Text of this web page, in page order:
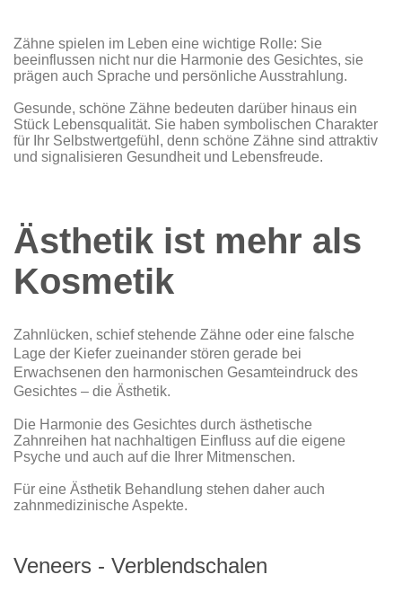
Zähne spielen im Leben eine wichtige Rolle: Sie
beeinflussen nicht nur die Harmonie des Gesichtes, sie
prägen auch Sprache und persönliche Ausstrahlung.
Gesunde, schöne Zähne bedeuten darüber hinaus ein
Stück Lebensqualität. Sie haben symbolischen Charakter
für Ihr Selbstwertgefühl, denn schöne Zähne sind attraktiv
und signalisieren Gesundheit und Lebensfreude.
Ästhetik ist mehr als
Kosmetik
Zahnlücken, schief stehende Zähne oder eine falsche
Lage der Kiefer zueinander stören gerade bei
Erwachsenen den harmonischen Gesamteindruck des
Gesichtes – die Ästhetik.
Die Harmonie des Gesichtes durch ästhetische
Zahnreihen hat nachhaltigen Einfluss auf die eigene
Psyche und auch auf die Ihrer Mitmenschen.
Für eine Ästhetik Behandlung stehen daher auch
zahnmedizinische Aspekte.
Veneers - Verblendschalen